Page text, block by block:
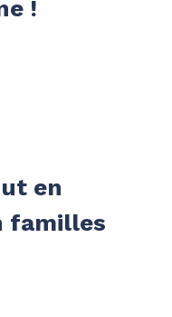
!
en
familles